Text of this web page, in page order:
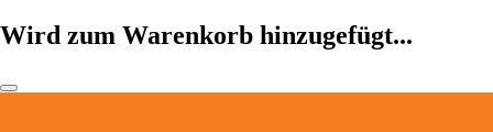
Wird zum Warenkorb hinzugefügt...